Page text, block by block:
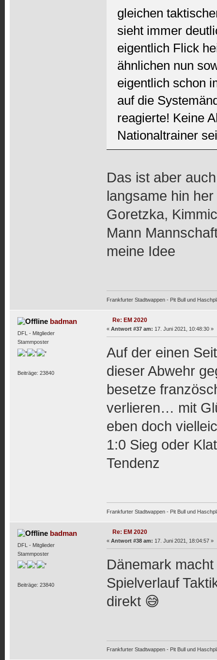
gleichen
sieht immer
eigentlich Flick
ähnlichen nun
eigentlich schon
auf die
reagierte! Keine
Nationaltrainer
Das ist aber
langsame hin
Goretzka,
Mann
meine Idee
Frankfurter Stadtwappen - Pit Bull und
badman
DFL - Mitglieder
Stammposter
Beiträge: 23840
Re: EM 2020
« Antwort #37 am: 17. Juni 2021, 10:48:30 »
Auf der einen
dieser Abwehr
besetze
verlieren… mit
eben doch
1:0 Sieg oder
Tendenz
Frankfurter Stadtwappen - Pit Bull und
badman
DFL - Mitglieder
Stammposter
Beiträge: 23840
Re: EM 2020
« Antwort #38 am: 17. Juni 2021, 18:04:57 »
Dänemark
Spielverlauf
direkt 😅
Frankfurter Stadtwappen - Pit Bull und